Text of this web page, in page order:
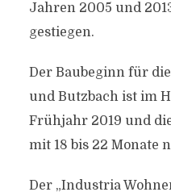
Jahren 2005 und
gestiegen.
Der Baubeginn für
und Butzbach ist im
Frühjahr 2019 und
mit 18 bis 22 Monate
Der „Industria